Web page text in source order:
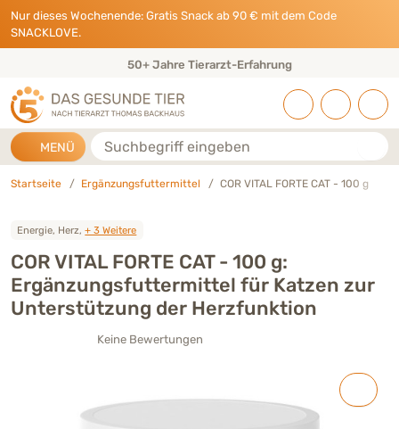
Direkt zu:
INHALT
HAUPTMENÜ
FOOTER
Nur dieses Wochenende: Gratis Snack ab 90 € mit dem Code
SNACKLOVE.
50+ Jahre Tierarzt-Erfahrung
MENÜ Suche
Startseite Ergänzungsfuttermittel COR VITAL FORTE CAT - 100 g
Energie, Herz,+ 3 Weitere
COR VITAL FORTE CAT - 100 g:
Ergänzungsfuttermittel für Katzen zur
Unterstützung der Herzfunktion
Keine Bewertungen